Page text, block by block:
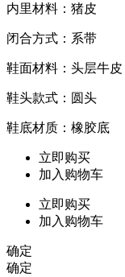
内里材料：猪皮
闭合方式：系带
鞋面材料：头层牛皮
鞋头款式：圆头
鞋底材质：橡胶底
立即购买
加入购物车
立即购买
加入购物车
确定
确定